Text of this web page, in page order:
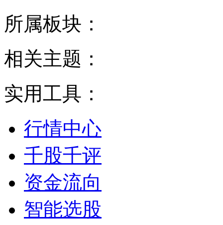
所属板块：
相关主题：
实用工具：
行情中心
千股千评
资金流向
智能选股